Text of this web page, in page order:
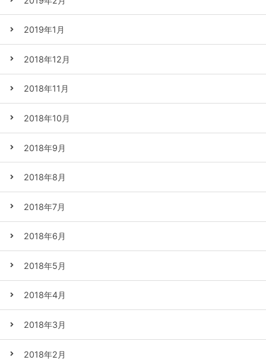
2019年1月
2018年12月
2018年11月
2018年10月
2018年9月
2018年8月
2018年7月
2018年6月
2018年5月
2018年4月
2018年3月
2018年2月